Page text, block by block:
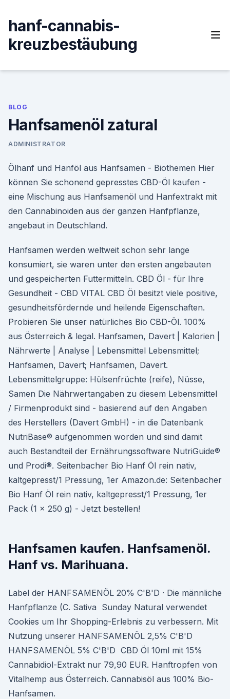
content
hanf-cannabis-
kreuzbestäubung
BLOG
Hanfsamenöl zatural
ADMINISTRATOR
Ölhanf und Hanföl aus Hanfsamen - Biothemen Hier
können Sie schonend gepresstes CBD-Öl kaufen -
eine Mischung aus Hanfsamenöl und Hanfextrakt mit
den Cannabinoiden aus der ganzen Hanfpflanze,
angebaut in Deutschland.
Hanfsamen werden weltweit schon sehr lange
konsumiert, sie waren unter den ersten angebauten
und gespeicherten Futtermitteln. CBD Öl - für Ihre
Gesundheit - CBD VITAL CBD Öl besitzt viele positive,
gesundheitsfördernde und heilende Eigenschaften.
Probieren Sie unser natürliches Bio CBD-Öl. 100%
aus Österreich & legal. Hanfsamen, Davert | Kalorien |
Nährwerte | Analyse | Lebensmittel Lebensmittel;
Hanfsamen, Davert; Hanfsamen, Davert.
Lebensmittelgruppe: Hülsenfrüchte (reife), Nüsse,
Samen Die Nährwertangaben zu diesem Lebensmittel
/ Firmenprodukt sind - basierend auf den Angaben
des Herstellers (Davert GmbH) - in die Datenbank
NutriBase® aufgenommen worden und sind damit
auch Bestandteil der Ernährungssoftware NutriGuide®
und Prodi®. Seitenbacher Bio Hanf Öl rein nativ,
kaltgepresst/1 Pressung, 1er Amazon.de: Seitenbacher
Bio Hanf Öl rein nativ, kaltgepresst/1 Pressung, 1er
Pack (1 x 250 g) - Jetzt bestellen!
Hanfsamen kaufen. Hanfsamenöl.
Hanf vs. Marihuana.
Label der HANFSAMENÖL 20% C'B'D · Die männliche
Hanfpflanze (C. Sativa Sunday Natural verwendet
Cookies um Ihr Shopping-Erlebnis zu verbessern. Mit
Nutzung unserer HANFSAMENÖL 2,5% C'B'D
HANFSAMENÖL 5% C'B'D CBD Öl 10ml mit 15%
Cannabidiol-Extrakt nur 79,90 EUR. Hanftropfen von
Vitalhemp aus Österreich. Cannabisöl aus 100% Bio-
Hanfsamen.